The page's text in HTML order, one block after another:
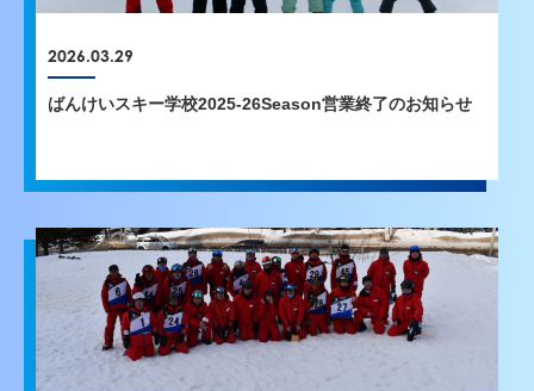
2026.03.29
ばんけいスキー学校2025-26Season営業終了のお知らせ